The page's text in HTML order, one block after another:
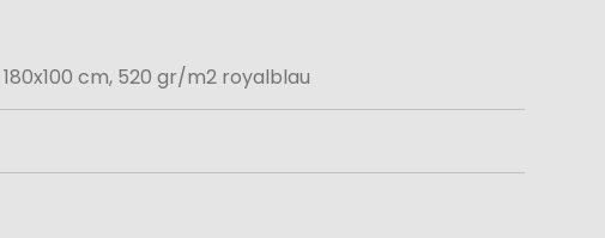
cm, 520 gr/m2 royalblau